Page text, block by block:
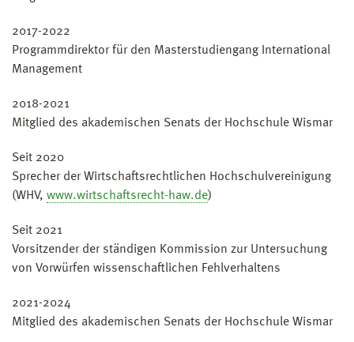
2017-2022
Programmdirektor für den Masterstudiengang International
Management
2018-2021
Mitglied des akademischen Senats der Hochschule Wismar
Seit 2020
Sprecher der Wirtschaftsrechtlichen Hochschulvereinigung
(WHV, www.wirtschaftsrecht-haw.de)
Seit 2021
Vorsitzender der ständigen Kommission zur Untersuchung
von Vorwürfen wissenschaftlichen Fehlverhaltens
2021-2024
Mitglied des akademischen Senats der Hochschule Wismar